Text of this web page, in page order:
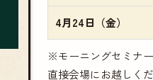
4月24日（金）
※モーニングセミナ
直接会場にお越しく